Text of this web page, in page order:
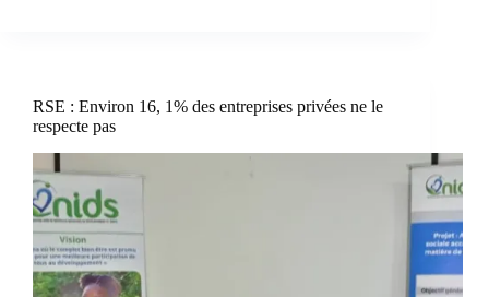
RSE : Environ 16, 1% des entreprises privées ne le
respecte pas